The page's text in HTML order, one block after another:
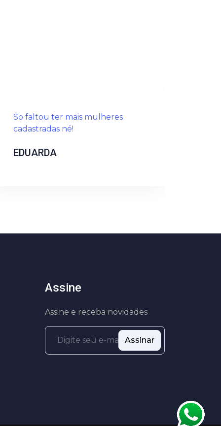
So faltou ter mais mulheres
cadastradas né!
EDUARDA
Assine
Assine e receba novidades
Assinar